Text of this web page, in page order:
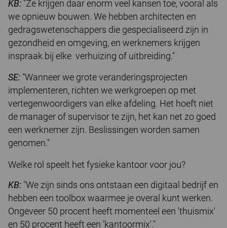
KB: "Ze krijgen daar enorm veel kansen toe, vooral als
we opnieuw bouwen. We hebben architecten en
gedragswetenschappers die gespecialiseerd zijn in
gezondheid en omgeving, en werknemers krijgen
inspraak bij elke verhuizing of uitbreiding."
SE: "Wanneer we grote veranderingsprojecten
implementeren, richten we werkgroepen op met
vertegenwoordigers van elke afdeling. Het hoeft niet
de manager of supervisor te zijn, het kan net zo goed
een werknemer zijn. Beslissingen worden samen
genomen."
Welke rol speelt het fysieke kantoor voor jou?
KB: "We zijn sinds ons ontstaan een digitaal be­drijf en
hebben een toolbox waarmee je overal kunt werken.
Ongeveer 50 procent heeft momenteel een 'thuismix'
en 50 procent heeft een 'kantoormix'."